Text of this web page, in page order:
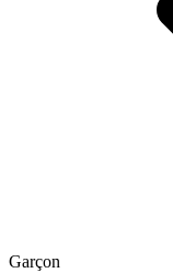
Garçon